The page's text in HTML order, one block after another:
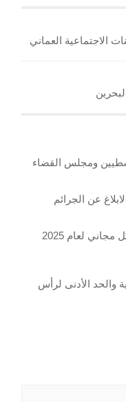
الاجتماعية العماني
ومجلس القضاء
عن الجرائم
لعام 2025
الأدنى لرأس